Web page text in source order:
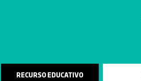
RECURSO EDUCATIVO